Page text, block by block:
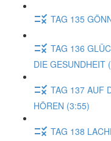
TAG 135
TAG 136
DIE GESUNDHEIT
TAG 137 AUF
HÖREN (3:55)
TAG 138